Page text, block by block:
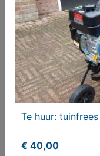
Te huur: tuinfrees
€ 40,00